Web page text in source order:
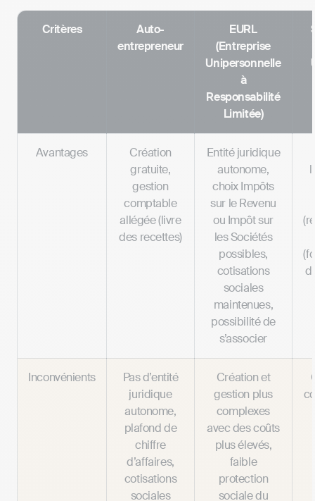
Critères
Auto-
entrepreneur
EURL
(Entreprise
Unipersonnelle
à
Responsabilité
Limitée)
Avantages
Création
gratuite,
gestion
comptable
allégée (livre
des recettes)
Entité juridique
autonome,
choix Impôts
sur le Revenu
ou Impôt sur
les Sociétés
possibles,
cotisations
sociales
maintenues,
possibilité de
s’associer
Inconvénients
Pas d’entité
juridique
autonome,
plafond de
chiffre
d’affaires,
cotisations
sociales
Création et
gestion plus
complexes
avec des coûts
plus élevés,
faible
protection
sociale du